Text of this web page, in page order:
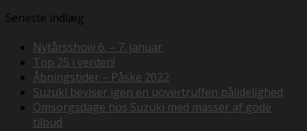
Seneste indlæg
Nytårsshow 6. – 7. januar
Top 25 i verden!
Åbningstider – Påske 2022
Suzuki beviser igen en uovertruffen pålidelighed
Omsorgsdage hos Suzuki med masser af gode
tilbud